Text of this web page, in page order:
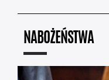
NABOŻEŃSTWA